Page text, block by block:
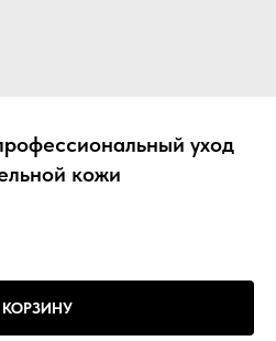
уход
кожи
КОРЗИНУ